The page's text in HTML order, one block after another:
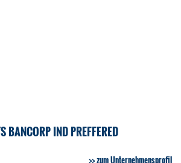
BANCORP IND PREFFERED
zum Unternehmensprofil